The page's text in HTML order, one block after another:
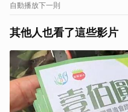
自動播放下一則
其他人也看了這些影片